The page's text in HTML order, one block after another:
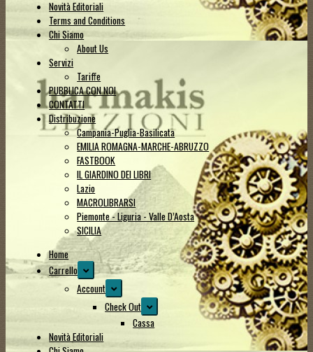
Novità Editoriali
Terms and Conditions
Chi Siamo
About Us
Servizi
Tariffe
PUBBLICA CON NOI
CONTATTI
Distribuzione
Campania-Puglia-Basilicata
EMILIA ROMAGNA-MARCHE-ABRUZZO
FASTBOOK
IL GIARDINO DEI LIBRI
Lazio
MACROLIBRARSI
Piemonte - Liguria - Valle D’Aosta
SICILIA
Home
Carrello Espandi
il
menu
child
Account Espandi
il
menu
child
Check Out Espandi
il
child
Cassa
Novità Editoriali